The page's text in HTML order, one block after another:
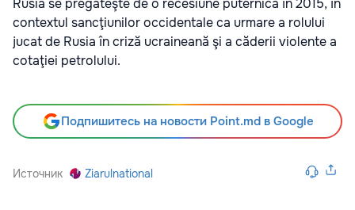
Rusia se pregăteşte de o recesiune puternică în 2015, în
contextul sancţiunilor occidentale ca urmare a rolului
jucat de Rusia în criză ucraineană şi a căderii violente a
cotaţiei petrolului.
Подпишитесь на новости Point.md в Google
Источник Ziarulnational